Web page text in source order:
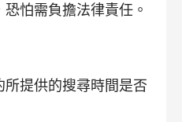
怕需負擔法律責任。
提供的搜尋時間是否